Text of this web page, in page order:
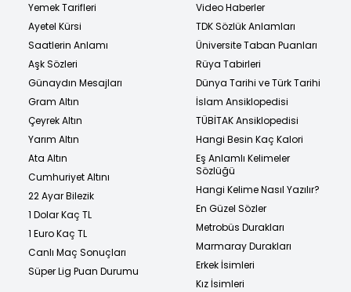
Yemek Tarifleri
Ayetel Kürsi
Saatlerin Anlamı
Aşk Sözleri
Günaydın Mesajları
Gram Altın
Çeyrek Altın
Yarım Altın
Ata Altın
Cumhuriyet Altını
22 Ayar Bilezik
1 Dolar Kaç TL
1 Euro Kaç TL
Canlı Maç Sonuçları
Süper Lig Puan Durumu
Video Haberler
TDK Sözlük Anlamları
Üniversite Taban Puanları
Rüya Tabirleri
Dünya Tarihi ve Türk Tarihi
İslam Ansiklopedisi
TÜBİTAK Ansiklopedisi
Hangi Besin Kaç Kalori
Eş Anlamlı Kelimeler
Sözlüğü
Hangi Kelime Nasıl Yazılır?
En Güzel Sözler
Metrobüs Durakları
Marmaray Durakları
Erkek İsimleri
Kız İsimleri